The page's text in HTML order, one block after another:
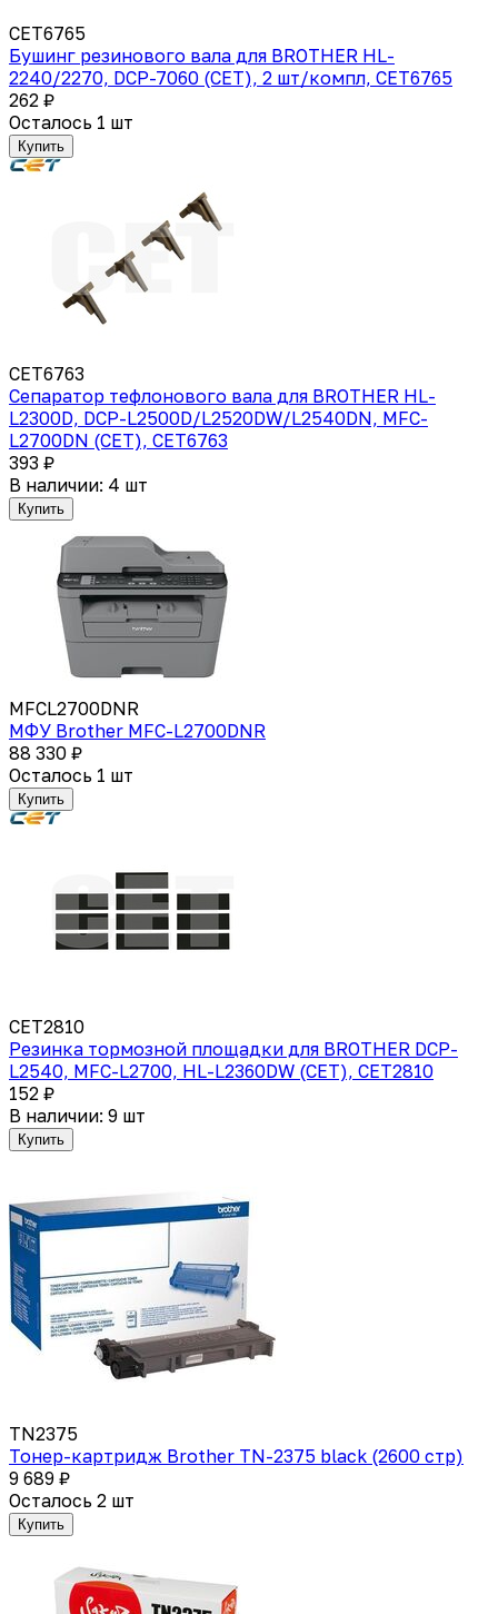
CET6765
Бушинг резинового вала для BROTHER HL-
2240/2270, DCP-7060 (CET), 2 шт/компл, CET6765
262 ₽
Осталось 1 шт
Купить
CET6763
Сепаратор тефлонового вала для BROTHER HL-
L2300D, DCP-L2500D/L2520DW/L2540DN, MFC-
L2700DN (CET), CET6763
393 ₽
В наличии: 4 шт
Купить
MFCL2700DNR
МФУ Brother MFC-L2700DNR
88 330 ₽
Осталось 1 шт
Купить
CET2810
Резинка тормозной площадки для BROTHER DCP-
L2540, MFC-L2700, HL-L2360DW (CET), CET2810
152 ₽
В наличии: 9 шт
Купить
TN2375
Тонер-картридж Brother TN-2375 black (2600 стр)
9 689 ₽
Осталось 2 шт
Купить